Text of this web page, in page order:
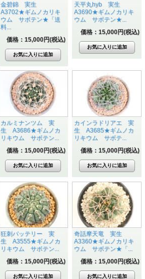
金碧錦 実生
A3702★ギムノカリキ
ウム サボテン★「送
料...
価格：15,000円(税込)
天平丸hyb 実生
A3690★ギムノカリキ
ウム サボテン★...
価格：15,000円(税込)
カルミナンツム 実
生 A3686★ギムノカ
リキウム サボテン...
価格：15,000円(税込)
カインラドリアエ 実
生 A3685★ギムノカ
リキウム サボテ...
価格：15,000円(税込)
狂刺バッテリー 実
生 A3555★ギムノカ
リキウム サボテン...
価格：15,000円(税込)
奇話摩天竜 実生
A3360★ギムノカリキ
ウム サボテン★「...
価格：15,000円(税込)